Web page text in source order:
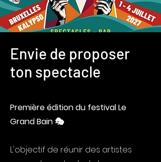
Envie de proposer
ton spectacle
Première édition du festival Le
Grand Bain 🎭
L'objectif de réunir des artistes